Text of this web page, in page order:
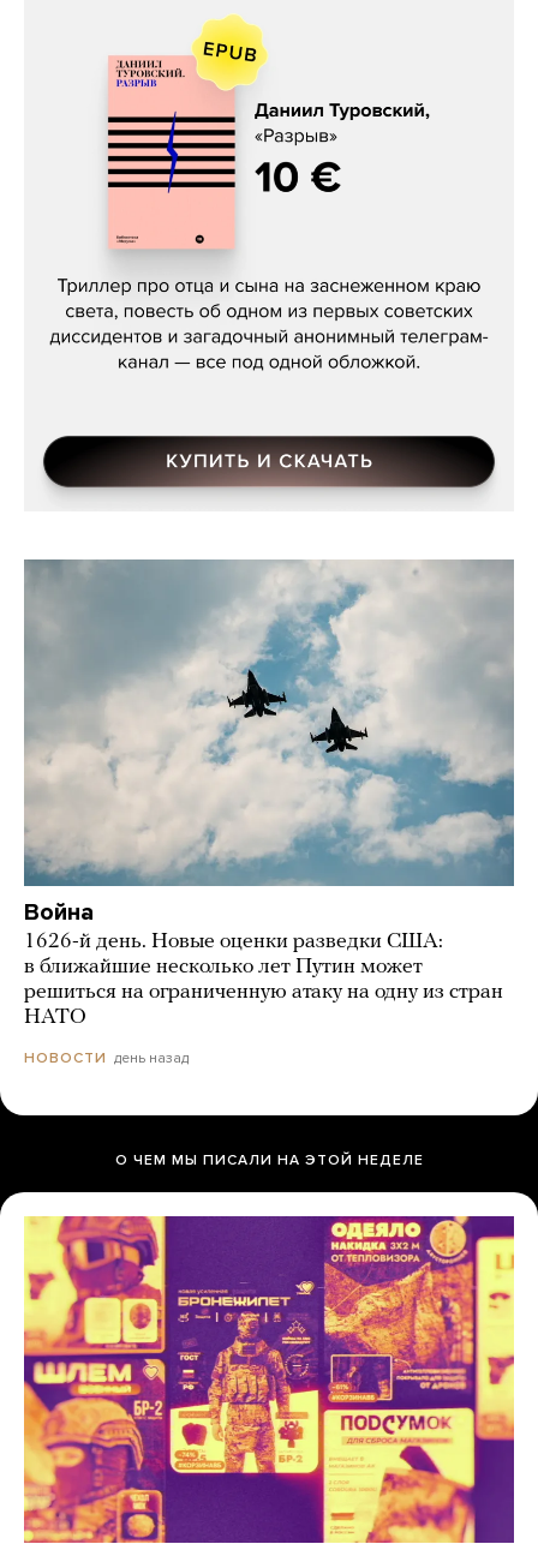
Даниил Туровский, «Разрыв»
Война
1626-й день. Новые оценки разведки США:
в ближайшие несколько лет Путин может
решиться на ограниченную атаку на одну из стран
НАТО
НОВОСТИ день назад
О ЧЕМ МЫ ПИСАЛИ НА ЭТОЙ НЕДЕЛЕ